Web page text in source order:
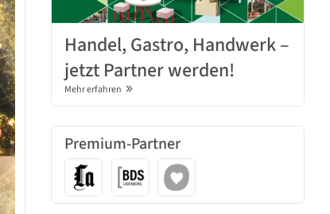
Handel, Gastro, Handwerk –
jetzt Partner werden!
Mehr erfahren
Premium-Partner